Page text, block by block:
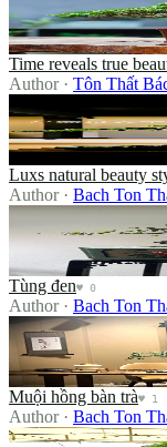
Time reveals true
Author· Tôn Thất
Luxs natural beauty
Luxs natural beauty
Author· Bach Ton
Tùng đen
Tùng đen♥ 0
Author· Bach Ton
Muội hồng bàn trà
Muội hồng bàn trà♥ 1
Author· Bach Ton
câu bám đá